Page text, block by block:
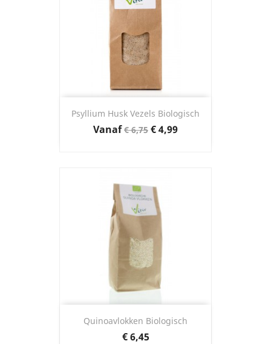
Psyllium Husk Vezels Biologisch
VanafNormale
€ 6,75 Prijs
€ 4,99
Quinoavlokken Biologisch
Prijs
€ 6,45